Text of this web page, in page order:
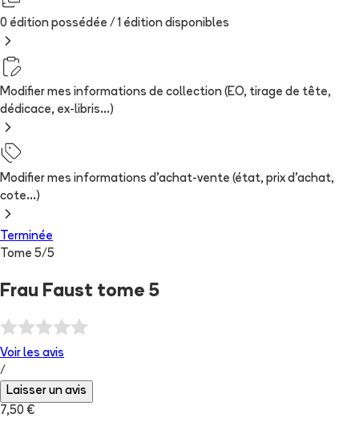
0 édition possédée / 1 édition disponibles
Modifier mes informations de collection (EO, tirage de tête,
dédicace, ex-libris...)
Modifier mes informations d'achat-vente (état, prix d'achat,
cote...)
Terminée
Tome 5/5
Frau Faust tome 5
Voir les avis
/
Laisser un avis
7,50 €